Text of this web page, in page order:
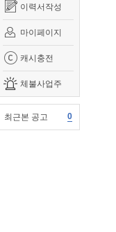
이력서작성
마이페이지
캐시충전
체불사업주
최근본 공고 0